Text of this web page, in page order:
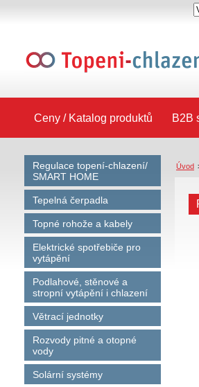
Ceny / Katalog produktů B2B
Regulace topení-chlazení/
SMART HOME
Tepelná čerpadla
Topné rohože a kabely
Elektrické spotřebiče pro
vytápění
Podlahové, stěnové a
stropní vytápění i chlazení
Větrací jednotky
Rozvody pitné a otopné
vody
Solární systémy
Úvod